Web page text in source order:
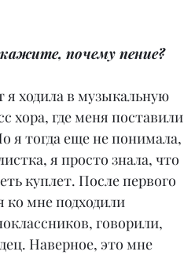
почему пение?
я ходила в музыкальную
хора, где меня поставили
я тогда еще не понимала,
я просто знала, что
куплет. После первого
ко мне подходили
говорили,
Наверное, это мне